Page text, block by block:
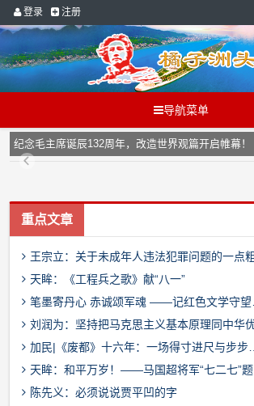
登录 注册
导航菜单
纪念毛主席诞辰132周年，改造世界观篇开启帷幕！
重点文章
王宗立：关于未成年人违法犯罪问题的一点粗浅思考
天眸：《工程兵之歌》献“八一”
笔墨寄丹心 赤诚颂军魂 ——记红色文学守望者、国家一级作家咏慷
刘润为：坚持把马克思主义基本原理同中华优秀传统文化相结合的几点体
加民|《废都》十六年：一场得寸进尺与步步退让的博弈
天眸：和平万岁！——马国超将军“七二七”题字纪念《朝鲜停战协定》73周年
陈先义：必须说说贾平凹的字